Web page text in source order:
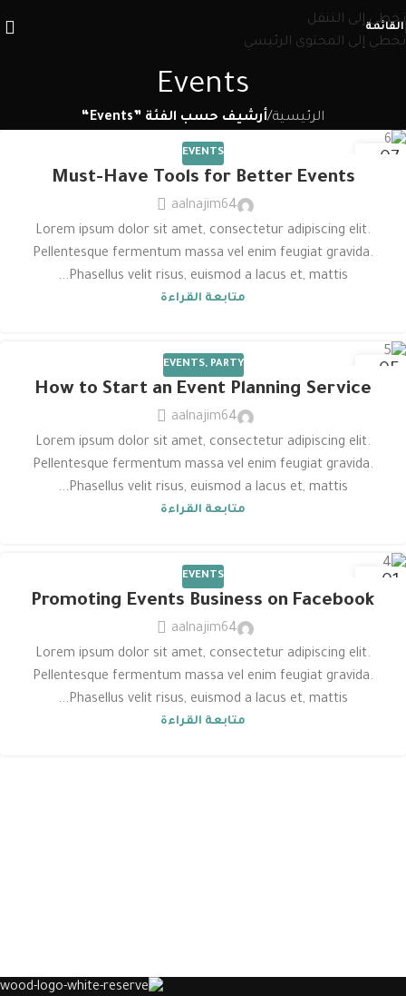
تخطي إلى التنقل
تخطي إلى المحتوى الرئيسي
القائمة
Events
الرئيسية/أرشيف حسب الفئة ”Events“
07
EVENTS
Must-Have Tools for Better Events
aalnajim64
Lorem ipsum dolor sit amet, consectetur adipiscing elit.
Pellentesque fermentum massa vel enim feugiat gravida.
Phasellus velit risus, euismod a lacus et, mattis...
متابعة القراءة
05
ديسمبر
EVENTS, PARTY
How to Start an Event Planning Service
aalnajim64
Lorem ipsum dolor sit amet, consectetur adipiscing elit.
Pellentesque fermentum massa vel enim feugiat gravida.
Phasellus velit risus, euismod a lacus et, mattis...
متابعة القراءة
01
ديسمبر
EVENTS
Promoting Events Business on Facebook
aalnajim64
Lorem ipsum dolor sit amet, consectetur adipiscing elit.
Pellentesque fermentum massa vel enim feugiat gravida.
Phasellus velit risus, euismod a lacus et, mattis...
متابعة القراءة